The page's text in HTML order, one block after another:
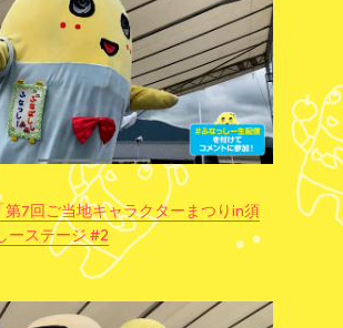
7回ご当地キャラクターまつりin須
ーステージ #2